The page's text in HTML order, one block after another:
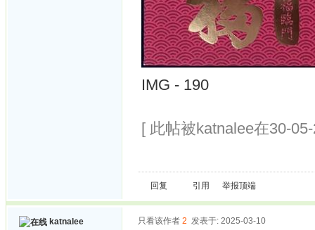
IMG - 190
[ 此帖被katnalee在30-
回复 引用 举报顶端
katnalee 只看该作者 2 发表于: 2025-03-10